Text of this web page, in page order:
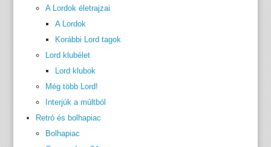
A Lordok életrajzai
A Lordok
Korábbi Lord tagok
Lord klubélet
Lord klubok
Még több Lord!
Interjúk a múltból
Retró és bolhapiac
Bolhapiac